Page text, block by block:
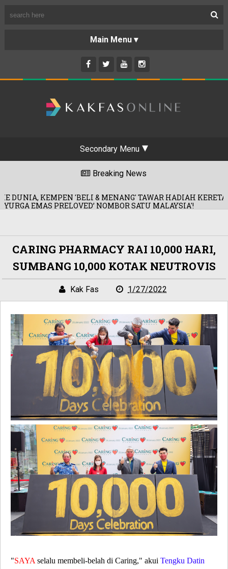
Secondary Menu
Breaking News
& MENANG' TAWAR HADIAH KERETA! 07/08/2026
NOMBOR SATU MALAYSIA'!
CARING PHARMACY RAI 10,000 HARI,
SUMBANG 10,000 KOTAK NEUTROVIS
Kak Fas 1/27/2022
"SAYA selalu membeli-belah di Caring," akui Tengku Datin